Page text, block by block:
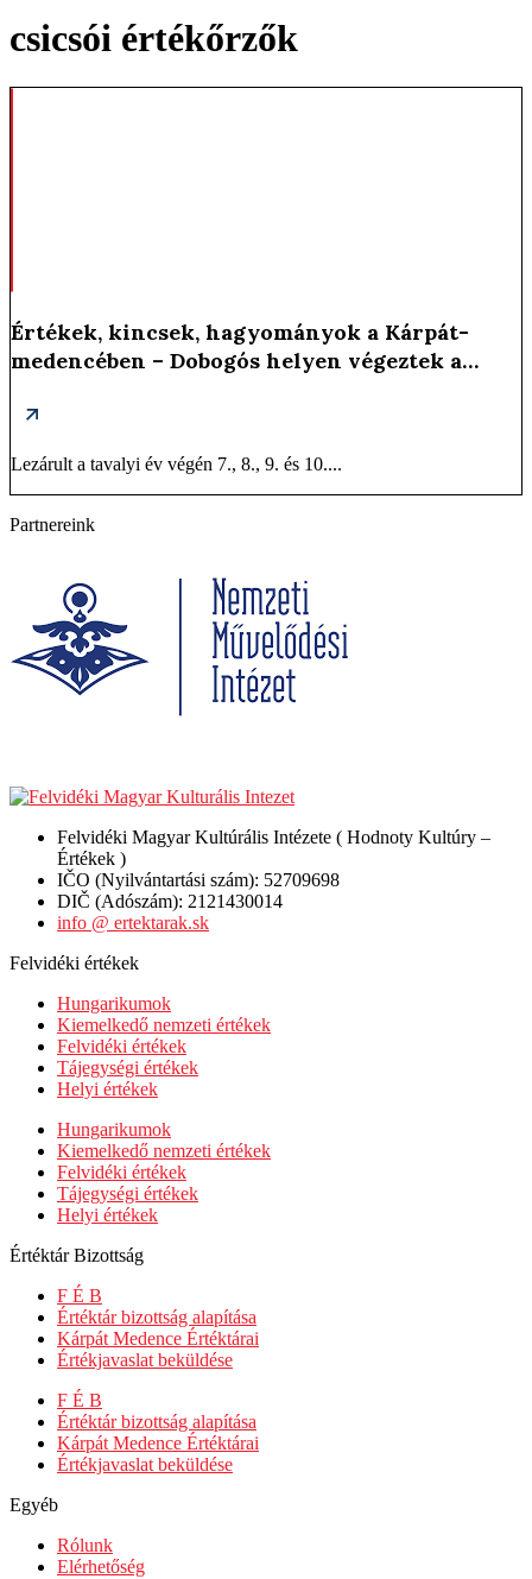
csicsói értékőrzők
Értékek, kincsek, hagyományok a Kárpát-
medencében – Dobogós helyen végeztek a
vetélkedőjén ...
Lezárult a tavalyi év végén 7., 8., 9. és 10....
Partnereink
Felvidéki Magyar Kultúrális Intézete ( Hodnoty Kultúry –
Értékek )
IČO (Nyilvántartási szám): 52709698
DIČ (Adószám): 2121430014
info @ ertektarak.sk
Felvidéki értékek
Hungarikumok
Kiemelkedő nemzeti értékek
Felvidéki értékek
Tájegységi értékek
Helyi értékek
Hungarikumok
Kiemelkedő nemzeti értékek
Felvidéki értékek
Tájegységi értékek
Helyi értékek
Értéktár Bizottság
F É B
Értéktár bizottság alapítása
Kárpát Medence Értéktárai
Értékjavaslat beküldése
F É B
Értéktár bizottság alapítása
Kárpát Medence Értéktárai
Értékjavaslat beküldése
Egyéb
Rólunk
Elérhetőség